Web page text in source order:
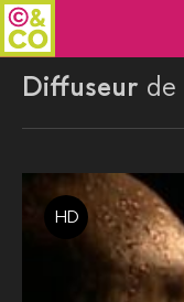
Diffuseur de
HD